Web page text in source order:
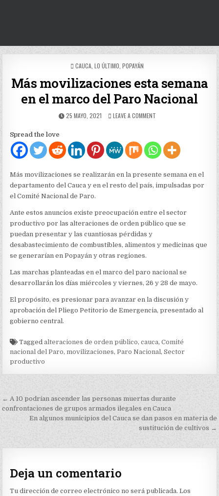
POSTED
CAUCA LO ÚLTIMO POPAYÁN
Más movilizaciones esta semana
en el marco del Paro Nacional
PUBLISHED
25 MAYO, 2021 LEAVE A COMMENTON
ESTA
SEMANA
EN
MARCO
DEL
PARO
Spread the love
Más movilizaciones se realizarán en la presente semana en el
departamento del Cauca y en el resto del país, impulsadas por
el Comité Nacional de Paro.
Ante estos anuncios existe preocupación entre el sector
productivo por las alteraciones de orden público que se
puedan presentar y las cuantiosas pérdidas y
desabastecimiento de combustibles, alimentos y medicinas que
se generarían en Popayán y otras regiones.
Las marchas planteadas en el marco del paro nacional se
desarrollarán los días miércoles y viernes, 26 y 28 de mayo.
El propósito, es presionar para avanzar en la discusión y
aprobación del Pliego Petitorio de Emergencia, presentado al
gobierno central.
Taggedalteraciones de orden público,cauca,Comité
nacional del Paro,movilizaciones,Paro Nacional,Sector
productivo
Navegación
de
entradas
← A 10 podrían ascender las personas muertas durante
confrontaciones de grupos armados ilegales en Cauca
En algunos municipios del Cauca se dan pasos en materia de
sustitución de cultivos →
Deja un comentario
Tu dirección de correo electrónico no será publicada. Los